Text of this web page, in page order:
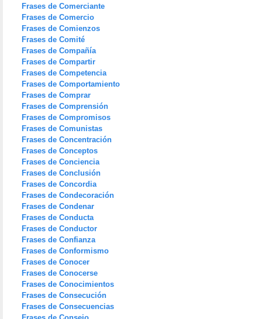
Frases de Comerciante
Frases de Comercio
Frases de Comienzos
Frases de Comité
Frases de Compañía
Frases de Compartir
Frases de Competencia
Frases de Comportamiento
Frases de Comprar
Frases de Comprensión
Frases de Compromisos
Frases de Comunistas
Frases de Concentración
Frases de Conceptos
Frases de Conciencia
Frases de Conclusión
Frases de Concordia
Frases de Condecoración
Frases de Condenar
Frases de Conducta
Frases de Conductor
Frases de Confianza
Frases de Conformismo
Frases de Conocer
Frases de Conocerse
Frases de Conocimientos
Frases de Consecución
Frases de Consecuencias